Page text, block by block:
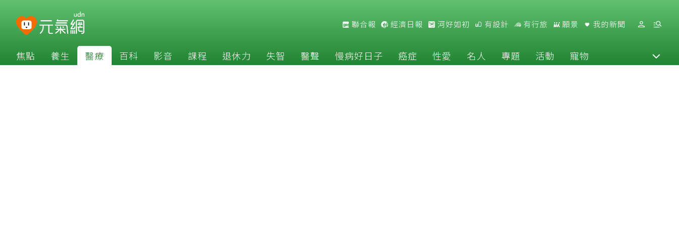
聯合報 經濟日報 河好如初 有設計 有行旅 願景 我的新聞
焦點 養生 醫療 百科 影音 課程 退休力 失智 醫聲 慢病好日子 癌症 性愛 名人 專題 活動 寵物